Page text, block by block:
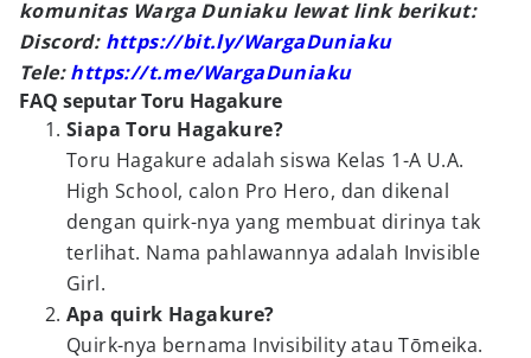
komunitas Warga Duniaku lewat link berikut:
Discord: https://bit.ly/WargaDuniaku
Tele:https://t.me/WargaDuniaku
FAQ seputar Toru Hagakure
Siapa Toru Hagakure?
Toru Hagakure adalah siswa Kelas 1-A U.A.
High School, calon Pro Hero, dan dikenal
dengan quirk-nya yang membuat dirinya tak
terlihat. Nama pahlawannya adalah Invisible
Girl.
Apa quirk Hagakure?
Quirk-nya bernama Invisibility atau Tōmeika.